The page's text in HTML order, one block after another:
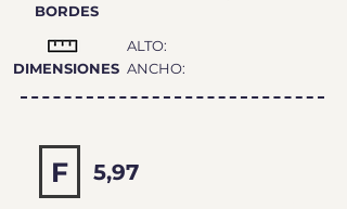
BORDES
ALTO:
DIMENSIONES ANCHO:
F 5,97